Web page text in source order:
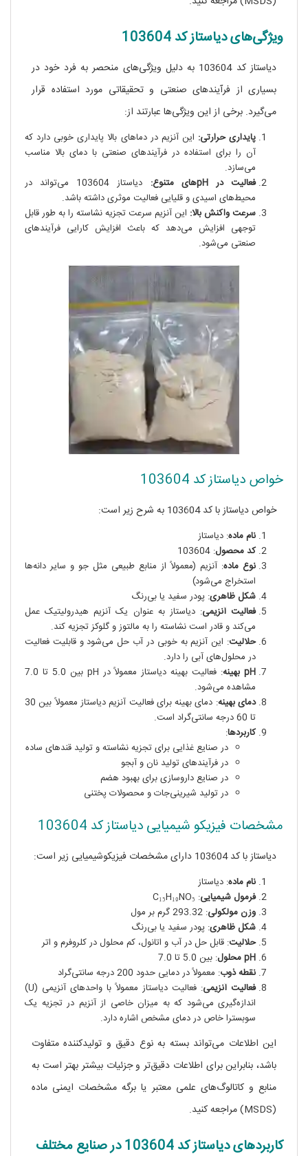
ویژگی‌های دیاستاز کد 103604
دیاستاز کد 103604 به دلیل ویژگی‌های منحصر به فرد خود در
بسیاری از فرآیندهای صنعتی و تحقیقاتی مورد استفاده قرار
می‌گیرد. برخی از این ویژگی‌ها عبارتند از:
پایداری حرارتی: این آنزیم در دماهای بالا پایداری خوبی دارد که
آن را برای استفاده در فرآیندهای صنعتی با دمای بالا مناسب
می‌سازد.
فعالیت در pH‌های متنوع:
دیاستاز 103604 می‌تواند در
محیط‌های اسیدی و قلیایی فعالیت موثری داشته باشد.
سرعت واکنش بالا: این آنزیم سرعت تجزیه نشاسته را به طور قابل
توجهی افزایش می‌دهد که باعث افزایش کارایی فرآیندهای
صنعتی می‌شود.
خواص دیاستاز کد 103604
خواص دیاستاز با کد 103604 به شرح زیر است:
نام ماده: دیاستاز
کد محصول: 103604
نوع ماده: آنزیم (معمولاً از منابع طبیعی مثل جو و سایر دانه‌ها
استخراج می‌شود)
شکل ظاهری: پودر سفید یا بی‌رنگ
فعالیت آنزیمی: دیاستاز به عنوان یک آنزیم هیدرولیتیک عمل
می‌کند و قادر است نشاسته را به مالتوز و گلوکز تجزیه کند.
حلالیت: این آنزیم به خوبی در آب حل می‌شود و قابلیت فعالیت
در محلول‌های آبی را دارد.
pH بهینه
: فعالیت بهینه دیاستاز معمولاً در pH بین 5.0 تا 7.0
مشاهده می‌شود.
دمای بهینه
: دمای بهینه برای فعالیت آنزیم دیاستاز معمولاً بین 30
تا 60 درجه سانتی‌گراد است.
کاربردها:
در صنایع غذایی برای تجزیه نشاسته و تولید قندهای ساده
در فرآیندهای تولید نان و آبجو
در صنایع داروسازی برای بهبود هضم
در تولید شیرینی‌جات و محصولات پختنی
مشخصات فیزیکو شیمیایی دیاستاز کد 103604
دیاستاز با کد 103604 دارای مشخصات فیزیکوشیمیایی زیر است:
نام ماده: دیاستاز
فرمول شیمیایی: C₁₅H₁₉NO₅
وزن مولکولی: 293.32 گرم بر مول
شکل ظاهری: پودر سفید یا بی‌رنگ
حلالیت: قابل حل در آب و اتانول، کم محلول در کلروفرم و اتر
pH محلول
: بین 5.0 تا 7.0
نقطه ذوب: معمولاً در دمایی حدود 200 درجه سانتی‌گراد
فعالیت آنزیمی
: فعالیت دیاستاز معمولاً با واحدهای آنزیمی (U)
اندازه‌گیری می‌شود که به میزان خاصی از آنزیم در تجزیه یک
سوبسترا خاص در دمای مشخص اشاره دارد.
این اطلاعات می‌تواند بسته به نوع دقیق و تولیدکننده متفاوت
باشد، بنابراین برای اطلاعات دقیق‌تر و جزئیات بیشتر بهتر است به
منابع و کاتالوگ‌های علمی معتبر یا برگه مشخصات ایمنی ماده
(MSDS) مراجعه کنید.
کاربردهای دیاستاز کد 103604 در صنایع مختلف